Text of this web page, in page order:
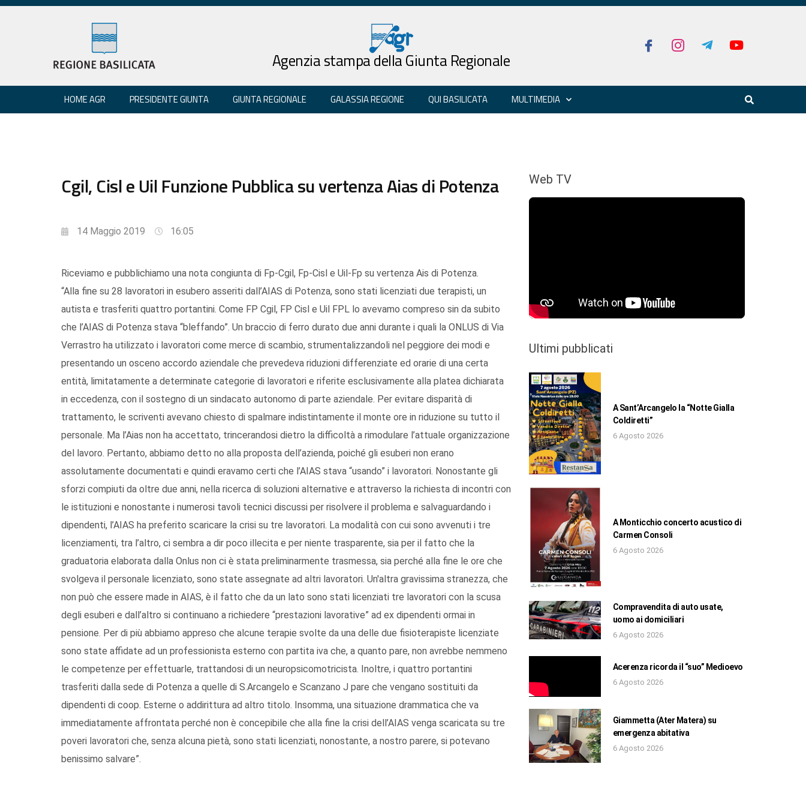
Agenzia stampa della Giunta Regionale
HOME AGR PRESIDENTE GIUNTA GIUNTA REGIONALE GALASSIA REGIONE QUI BASILICATA MULTIMEDIA
Cgil, Cisl e Uil Funzione Pubblica su vertenza Aias di Potenza
14 Maggio 2019 16:05
Riceviamo e pubblichiamo una nota congiunta di Fp-Cgil, Fp-Cisl e Uil-Fp su vertenza Ais di Potenza.
“Alla fine su 28 lavoratori in esubero asseriti dall’AIAS di Potenza, sono stati licenziati due terapisti, un
autista e trasferiti quattro portantini. Come FP Cgil, FP Cisl e Uil FPL lo avevamo compreso sin da subito
che l’AIAS di Potenza stava “bleffando”. Un braccio di ferro durato due anni durante i quali la ONLUS di Via
Verrastro ha utilizzato i lavoratori come merce di scambio, strumentalizzandoli nel peggiore dei modi e
presentando un osceno accordo aziendale che prevedeva riduzioni differenziate ed orarie di una certa
entità, limitatamente a determinate categorie di lavoratori e riferite esclusivamente alla platea dichiarata
in eccedenza, con il sostegno di un sindacato autonomo di parte aziendale. Per evitare disparità di
trattamento, le scriventi avevano chiesto di spalmare indistintamente il monte ore in riduzione su tutto il
personale. Ma l’Aias non ha accettato, trincerandosi dietro la difficoltà a rimodulare l’attuale organizzazione
del lavoro. Pertanto, abbiamo detto no alla proposta dell’azienda, poiché gli esuberi non erano
assolutamente documentati e quindi eravamo certi che l’AIAS stava “usando” i lavoratori. Nonostante gli
sforzi compiuti da oltre due anni, nella ricerca di soluzioni alternative e attraverso la richiesta di incontri con
le istituzioni e nonostante i numerosi tavoli tecnici discussi per risolvere il problema e salvaguardando i
dipendenti, l’AIAS ha preferito scaricare la crisi su tre lavoratori. La modalità con cui sono avvenuti i tre
licenziamenti, tra l’altro, ci sembra a dir poco illecita e per niente trasparente, sia per il fatto che la
graduatoria elaborata dalla Onlus non ci è stata preliminarmente trasmessa, sia perché alla fine le ore che
svolgeva il personale licenziato, sono state assegnate ad altri lavoratori. Un'altra gravissima stranezza, che
non può che essere made in AIAS, è il fatto che da un lato sono stati licenziati tre lavoratori con la scusa
degli esuberi e dall’altro si continuano a richiedere “prestazioni lavorative” ad ex dipendenti ormai in
pensione. Per di più abbiamo appreso che alcune terapie svolte da una delle due fisioterapiste licenziate
sono state affidate ad un professionista esterno con partita iva che, a quanto pare, non avrebbe nemmeno
le competenze per effettuarle, trattandosi di un neuropsicomotricista. Inoltre, i quattro portantini
trasferiti dalla sede di Potenza a quelle di S.Arcangelo e Scanzano J pare che vengano sostituiti da
dipendenti di coop. Esterne o addirittura ad altro titolo. Insomma, una situazione drammatica che va
immediatamente affrontata perché non è concepibile che alla fine la crisi dell’AIAS venga scaricata su tre
poveri lavoratori che, senza alcuna pietà, sono stati licenziati, nonostante, a nostro parere, si potevano
benissimo salvare”.
Web TV
Ultimi pubblicati
A Sant’Arcangelo la “Notte Gialla
Coldiretti”
6 Agosto 2026
A Monticchio concerto acustico di
Carmen Consoli
6 Agosto 2026
Compravendita di auto usate,
uomo ai domiciliari
6 Agosto 2026
Acerenza ricorda il “suo” Medioevo
6 Agosto 2026
Giammetta (Ater Matera) su
emergenza abitativa
6 Agosto 2026